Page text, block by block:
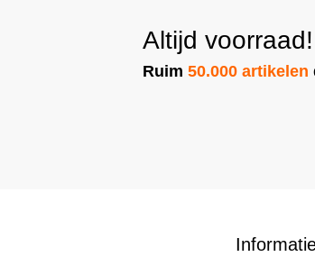
Altijd voorraad!
Ruim50.000 artikelen